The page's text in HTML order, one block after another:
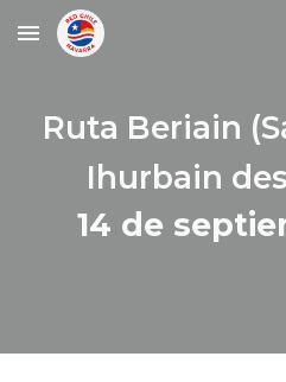
Skip to main content
Ruta Beriain
Ihurbain
14 de